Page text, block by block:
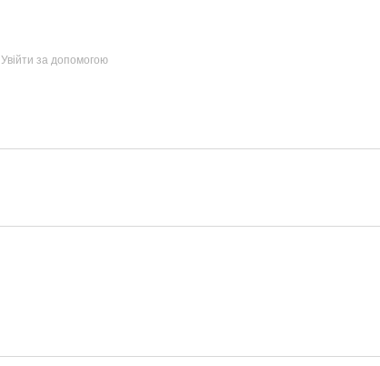
Увійти за допомогою